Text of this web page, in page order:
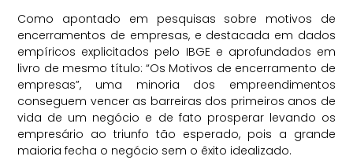
Como apontado em pesquisas sobre motivos de
encerramentos de empresas, e destacada em dados
empíricos explicitados pelo IBGE e aprofundados em
livro de mesmo título: “Os Motivos de encerramento de
empresas”, uma minoria dos empreendimentos
conseguem vencer as barreiras dos primeiros anos de
vida de um negócio e de fato prosperar levando os
empresário ao triunfo tão esperado, pois a grande
maioria fecha o negócio sem o êxito idealizado.